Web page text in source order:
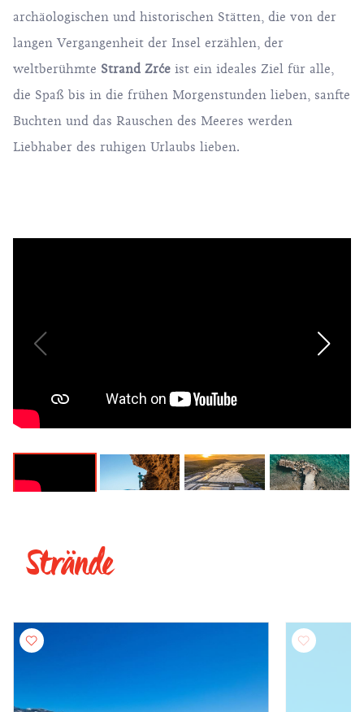
archäologischen und historischen Stätten, die von der
langen Vergangenheit der Insel erzählen, der
weltberühmte Strand Zrće ist ein ideales Ziel für alle,
die Spaß bis in die frühen Morgenstunden lieben, sanfte
Buchten und das Rauschen des Meeres werden
Liebhaber des ruhigen Urlaubs lieben.
Strände